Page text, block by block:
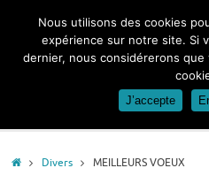
contenu
AccueilDivers MEILLEURS VOEUX
Nous utilisons des cookies
expérience sur notre site. Si
dernier, nous considérerons
J’accepte